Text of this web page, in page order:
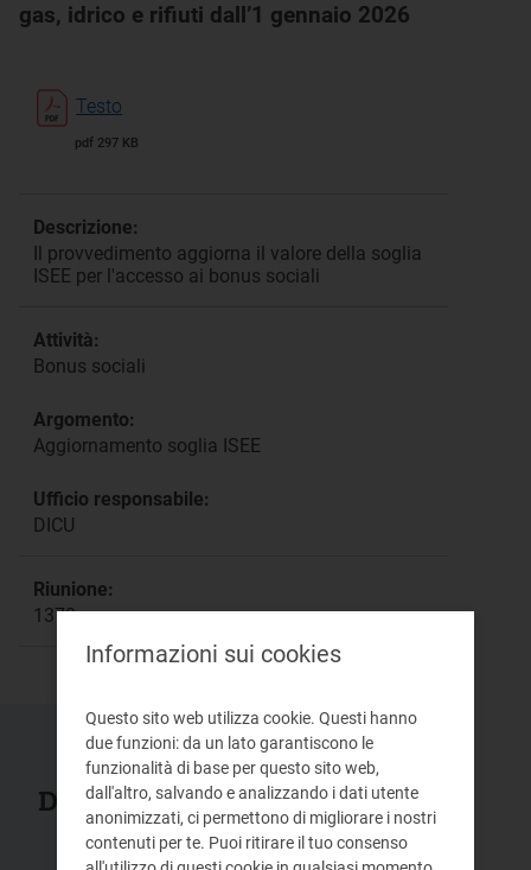
gas, idrico e rifiuti dall’1 gennaio 2026
Testo
pdf 297 KB
Descrizione:
Il provvedimento aggiorna il valore della soglia
ISEE per l'accesso ai bonus sociali
Attività:
Bonus sociali
Argomento:
Aggiornamento soglia ISEE
Ufficio responsabile:
DICU
Riunione:
1370a
Documenti collegati
Informazioni sui cookies
Questo sito web utilizza cookie. Questi hanno
due funzioni: da un lato garantiscono le
funzionalità di base per questo sito web,
dall'altro, salvando e analizzando i dati utente
anonimizzati, ci permettono di migliorare i nostri
contenuti per te. Puoi ritirare il tuo consenso